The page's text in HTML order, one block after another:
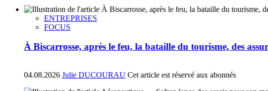
ENTREPRISES
FOCUS
À Biscarrosse, après le feu, la bataille du tourisme, des
04.08.2026 Julie DUCOURAU Cet article est réservé aux abonnés